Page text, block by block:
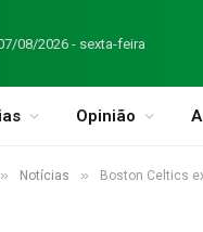
08/2026 - sexta-feira
Opinião
» Notícias » Boston Celtics